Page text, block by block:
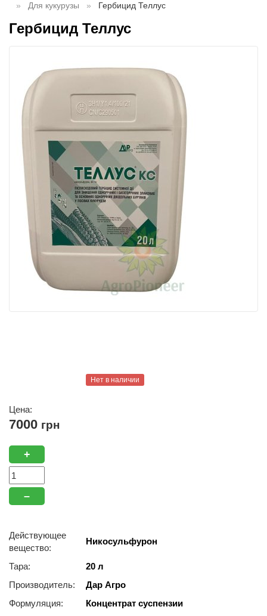
Для кукурузы
Гербицид Теллус
Гербицид Теллус
Нет в наличии
Цена:
7000 грн
+
–
Действующее
вещество:
Никосульфурон
Тара:
20 л
Производитель:
Дар Агро
Формуляция:
Концентрат суспензии